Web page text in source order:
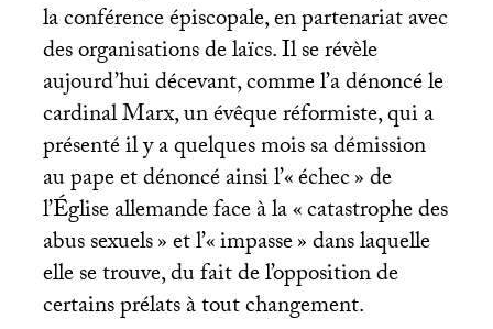
la conférence épiscopale, en partenariat avec
des organisations de laïcs. Il se révèle
aujourd’hui décevant, comme l’a dénoncé le
cardinal Marx, un évêque réformiste, qui a
présenté il y a quelques mois sa démission
au pape et dénoncé ainsi l’«échec» de
l’Église allemande face à la «catastrophe des
abus sexuels» et l’«impasse» dans laquelle
elle se trouve, du fait de l’opposition de
certains prélats à tout changement.